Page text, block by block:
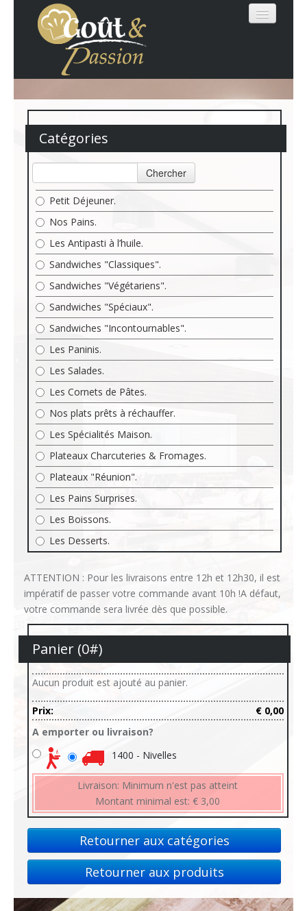
MENU
LOGIN
Catégories
Chercher
Petit Déjeuner.
Nos Pains.
Les Antipasti à l’huile.
Sandwiches "Classiques".
Sandwiches "Végétariens".
Sandwiches "Spéciaux".
Sandwiches "Incontournables".
Les Paninis.
Les Salades.
Les Cornets de Pâtes.
Nos plats prêts à réchauffer.
Les Spécialités Maison.
Plateaux Charcuteries & Fromages.
Plateaux "Réunion".
Les Pains Surprises.
Les Boissons.
Les Desserts.
ATTENTION : Pour les livraisons entre 12h et 12h30, il est
impératif de passer votre commande avant 10h !A défaut,
votre commande sera livrée dès que possible.
Panier (0#)
Aucun produit est ajouté au panier.
Prix:
€ 0,00
A emporter ou livraison?
1400 - Nivelles
Livraison: Minimum n'est pas atteint
Montant minimal est:€ 3,00
Retourner aux catégories
Retourner aux produits